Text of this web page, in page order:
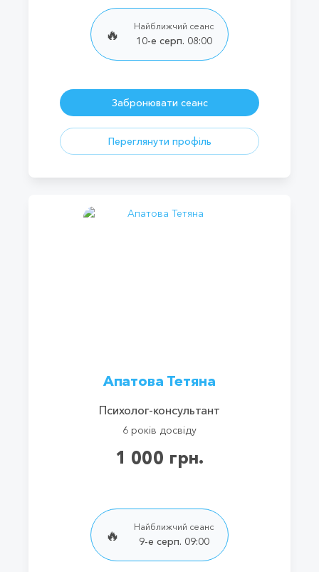
🔥
Найближчий сеанс
10-е серп. 08:00
Забронювати сеанс
Переглянути профіль
Апатова Тетяна
Психолог-консультант
6 років досвіду
1 000 грн.
🔥
Найближчий сеанс
9-е серп. 09:00